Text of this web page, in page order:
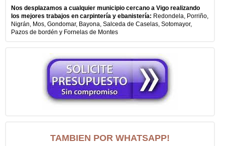
Nos desplazamos a cualquier municipio cercano a Vigo realizando
los mejores trabajos en carpintería y ebanistería: Redondela, Porriño,
Nigrán, Mos, Gondomar, Bayona, Salceda de Caselas, Sotomayor,
Pazos de bordén y Fornelas de Montes
TAMBIEN POR WHATSAPP!